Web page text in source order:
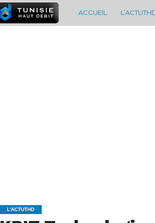
ACCUEIL
L'ACTUTHD